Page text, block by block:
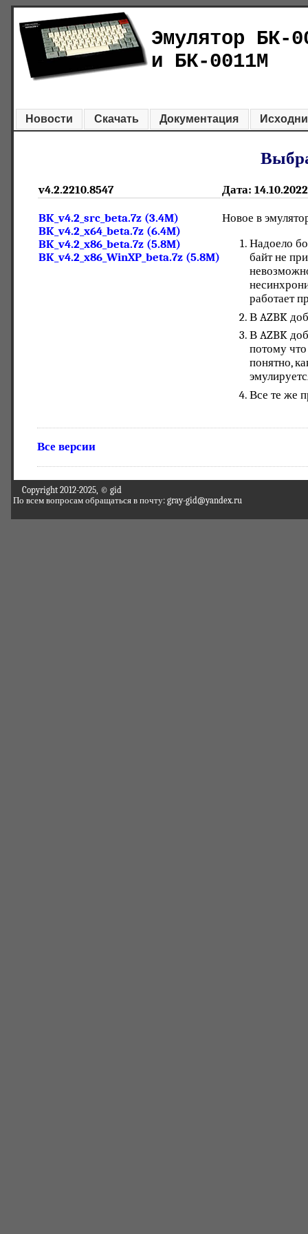
Эмулятор БК-
и БК-0011М
Новости Скачать Документация
v4.2.2210.8547 Дата:
BK_v4.2_src_beta.7z (3.4M)
BK_v4.2_x64_beta.7z (6.4M)
BK_v4.2_x86_beta.7z (5.8M)
BK_v4.2_x86_WinXP_beta.7z (5.8M)
Новое в
Надоело
байт не
работает
В AZBK
В AZBK
потому
понятно,
Все те же
Все версии
Copyright 2012-2025, © gid
По всем вопросам обращаться в почту: gray-gid@yandex.ru